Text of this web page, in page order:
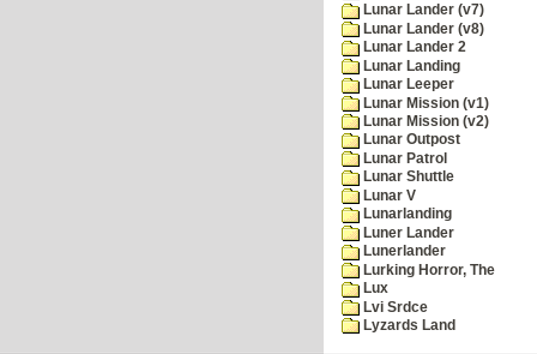
Lunar Lander (v7)
Lunar Lander (v8)
Lunar Lander 2
Lunar Landing
Lunar Leeper
Lunar Mission (v1)
Lunar Mission (v2)
Lunar Outpost
Lunar Patrol
Lunar Shuttle
Lunar V
Lunarlanding
Luner Lander
Lunerlander
Lurking Horror, The
Lux
Lvi Srdce
Lyzards Land